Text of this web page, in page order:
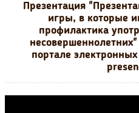
Презентация
игры, в которые
профилактика
портале